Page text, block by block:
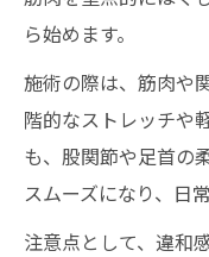
ら始めます。
施術の際は、筋肉や
階的なストレッチや
も、股関節や足首の
スムーズになり、日
注意点として、違和